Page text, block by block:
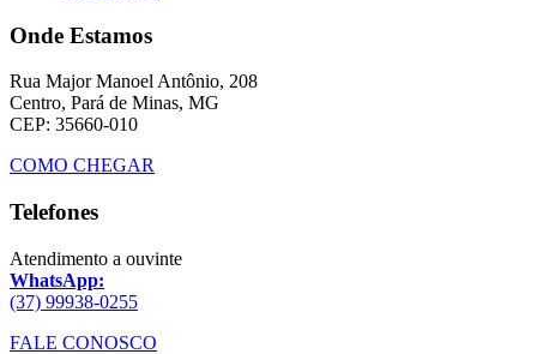
Onde Estamos
Rua Major Manoel Antônio, 208
Centro, Pará de Minas, MG
CEP: 35660-010
COMO CHEGAR
Telefones
Atendimento a ouvinte
WhatsApp:
(37) 99938-0255
FALE CONOSCO